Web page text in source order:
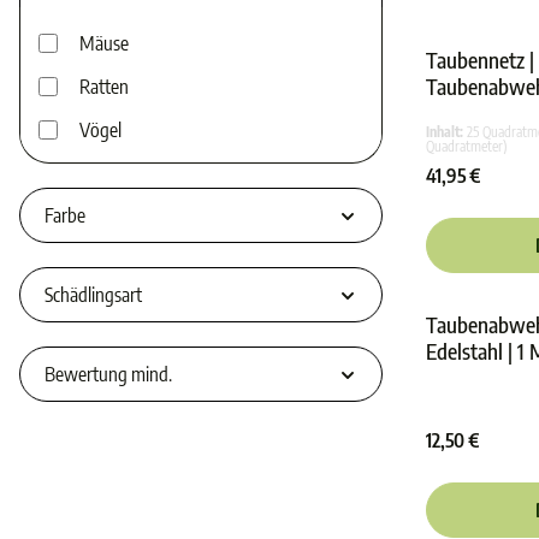
Mäuse
Ratten
Vögel
Farbe
Schädlingsart
Bewertung mind.
Taubennetz |
Masche
Inhalt: 25
Quadratmeter)
41,95 €
Edelstahl | 1
12,50 €